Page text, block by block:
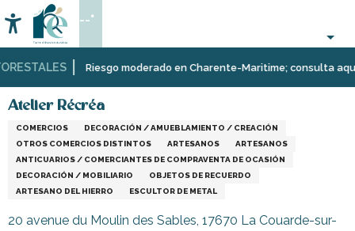
au
contenu
principal
Riesgo moderado en Charente-Maritime; consulta aquí
Accessibilité
Buscar
--°
Página Web InfórmeseTiendasAtelier Récréa
Atelier Récréa
COMERCIOS
DECORACIÓN / AMUEBLAMIENTO / CREACIÓN
OTROS COMERCIOS DISTINTOS
ARTESANOS
ARTESANOS
ANTICUARIOS / COMERCIANTES DE COMPRAVENTA DE OCASIÓN
DECORACIÓN / MOBILIARIO
OBJETOS DE RECUERDO
ARTESANO DEL HIERRO
ESCULTOR DE METAL
20 avenue du Moulin des Sables, 17670 La Couarde-sur-